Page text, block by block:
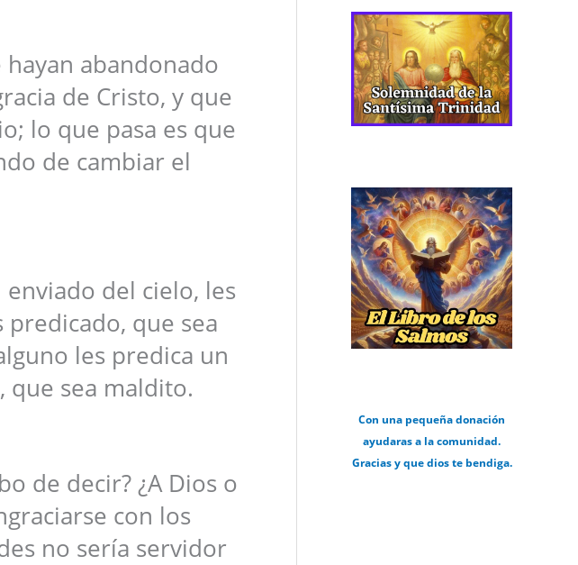
abandonado
de Cristo, y que
lo que pasa es que
de cambiar el
del cielo, les
que sea
les predica un
que sea maldito.
de decir? ¿A Dios o
con los
no sería servidor
Con una pequeña donación
ayudaras a la comunidad.
Gracias y que dios te bendiga.